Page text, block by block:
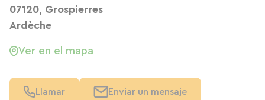
07120, Grospierres
Ardèche
Ver en el mapa
Llamar Enviar un mensaje